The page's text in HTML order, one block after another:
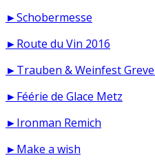
►Schobermesse
►Route du Vin 2016
►Trauben & Weinfest
►Féérie de Glace Metz
►Ironman Remich
►Make a wish